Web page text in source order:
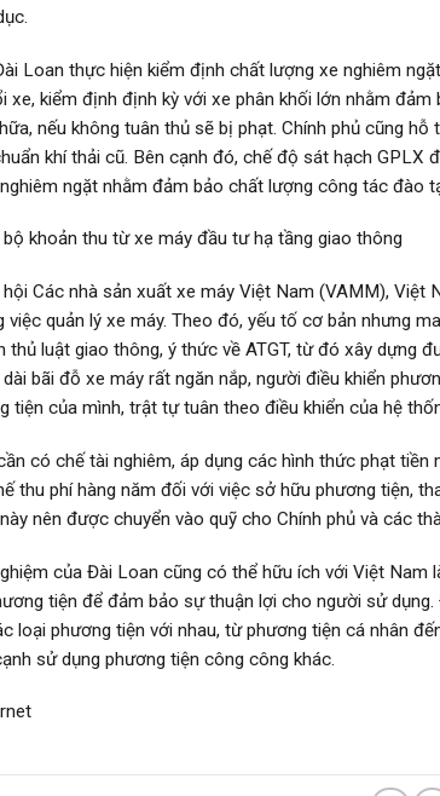
Loan thực hiện kiểm định chất lượng xe nghiêm
xe, kiểm định định kỳ với xe phân khối lớn nhằm
nếu không tuân thủ sẽ bị phạt. Chính phủ cũng
khí thải cũ. Bên cạnh đó, chế độ sát hạch
ngặt nhằm đảm bảo chất lượng công tác đào
bộ khoản thu từ xe máy đầu tư hạ tầng giao thông
Các nhà sản xuất xe máy Việt Nam (VAMM),
việc quản lý xe máy. Theo đó, yếu tố cơ bản nhưng
thủ luật giao thông, ý thức về ATGT, từ đó xây dựng
bãi đỗ xe máy rất ngăn nắp, người điều khiển
tiện của mình, trật tự tuân theo điều khiển của hệ
có chế tài nghiêm, áp dụng các hình thức phạt
thu phí hàng năm đối với việc sở hữu phương tiện,
nên được chuyển vào quỹ cho Chính phủ và các
của Đài Loan cũng có thể hữu ích với Việt
tiện để đảm bảo sự thuận lợi cho người sử
loại phương tiện với nhau, từ phương tiện cá nhân
sử dụng phương tiện công công khác.